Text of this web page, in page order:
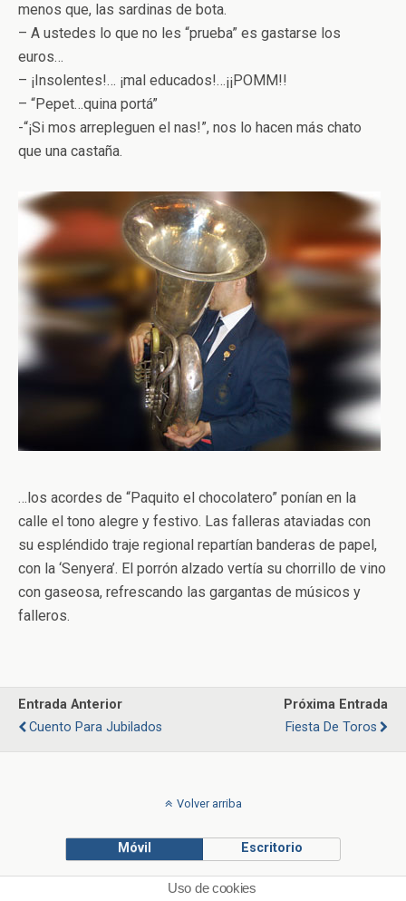
menos que, las sardinas de bota.
– A ustedes lo que no les “prueba” es gastarse los
euros…
– ¡Insolentes!… ¡mal educados!…¡¡POMM!!
– “Pepet…quina portá”
-“¡Si mos arrepleguen el nas!”, nos lo hacen más chato
que una castaña.
…los acordes de “Paquito el chocolatero” ponían en la
calle el tono alegre y festivo. Las falleras ataviadas con
su espléndido traje regional repartían banderas de papel,
con la ‘Senyera’. El porrón alzado vertía su chorrillo de vino
con gaseosa, refrescando las gargantas de músicos y
falleros.
Entrada Anterior
Cuento Para Jubilados
Próxima Entrada
Fiesta De Toros
Volver arriba
Móvil Escritorio
© Francisco Ponce Carrasco
Uso de cookies